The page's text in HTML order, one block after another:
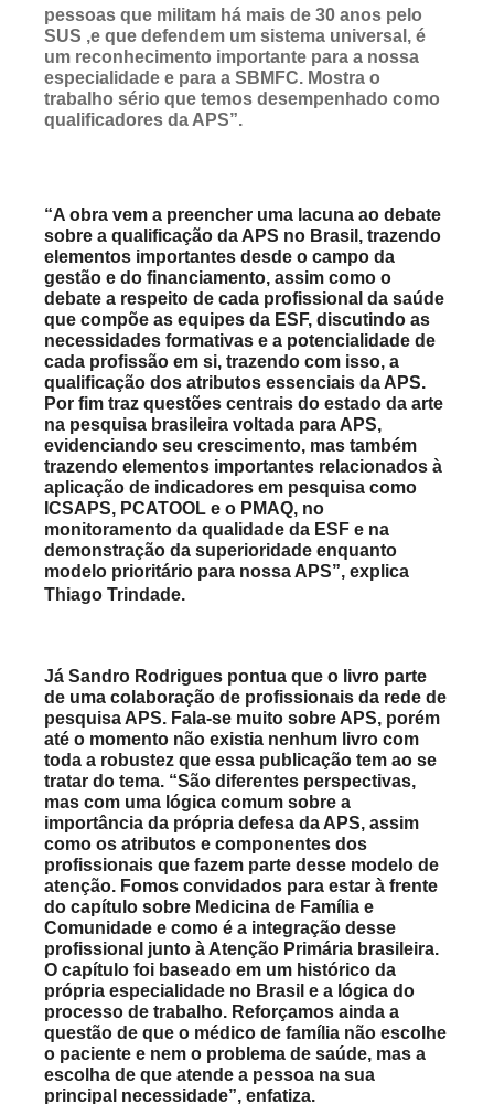
pessoas que militam há mais de 30 anos pelo
SUS ,e que defendem um sistema universal, é
um reconhecimento importante para a nossa
especialidade e para a SBMFC. Mostra o
trabalho sério que temos desempenhado como
qualificadores da APS”.
“A obra vem a preencher uma lacuna ao debate
sobre a qualificação da APS no Brasil, trazendo
elementos importantes desde o campo da
gestão e do financiamento, assim como o
debate a respeito de cada profissional da saúde
que compõe as equipes da ESF, discutindo as
necessidades formativas e a potencialidade de
cada profissão em si, trazendo com isso, a
qualificação dos atributos essenciais da APS.
Por fim traz questões centrais do estado da arte
na pesquisa brasileira voltada para APS,
evidenciando seu crescimento, mas também
trazendo elementos importantes relacionados à
aplicação de indicadores em pesquisa como
ICSAPS, PCATOOL e o PMAQ, no
monitoramento da qualidade da ESF e na
demonstração da superioridade enquanto
modelo prioritário para nossa APS”, explica
Thiago Trindade.
Já Sandro Rodrigues pontua que o livro parte
de uma colaboração de profissionais da rede de
pesquisa APS. Fala-se muito sobre APS, porém
até o momento não existia nenhum livro com
toda a robustez que essa publicação tem ao se
tratar do tema. “São diferentes perspectivas,
mas com uma lógica comum sobre a
importância da própria defesa da APS, assim
como os atributos e componentes dos
profissionais que fazem parte desse modelo de
atenção. Fomos convidados para estar à frente
do capítulo sobre Medicina de Família e
Comunidade e como é a integração desse
profissional junto à Atenção Primária brasileira.
O capítulo foi baseado em um histórico da
própria especialidade no Brasil e a lógica do
processo de trabalho. Reforçamos ainda a
questão de que o médico de família não escolhe
o paciente e nem o problema de saúde, mas a
escolha de que atende a pessoa na sua
principal necessidade”, enfatiza.